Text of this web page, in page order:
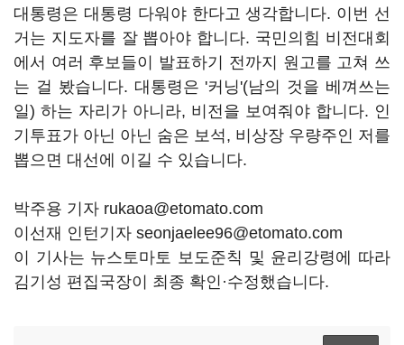
대통령은 대통령 다워야 한다고 생각합니다. 이번 선
거는 지도자를 잘 뽑아야 합니다. 국민의힘 비전대회
에서 여러 후보들이 발표하기 전까지 원고를 고쳐 쓰
는 걸 봤습니다. 대통령은 '커닝'(남의 것을 베껴쓰는
일) 하는 자리가 아니라, 비전을 보여줘야 합니다. 인
기투표가 아닌 아닌 숨은 보석, 비상장 우량주인 저를
뽑으면 대선에 이길 수 있습니다.
박주용 기자 rukaoa@etomato.com
이선재 인턴기자 seonjaelee96@etomato.com
이 기사는 뉴스토마토 보도준칙 및 윤리강령에 따라
김기성 편집국장이 최종 확인·수정했습니다.